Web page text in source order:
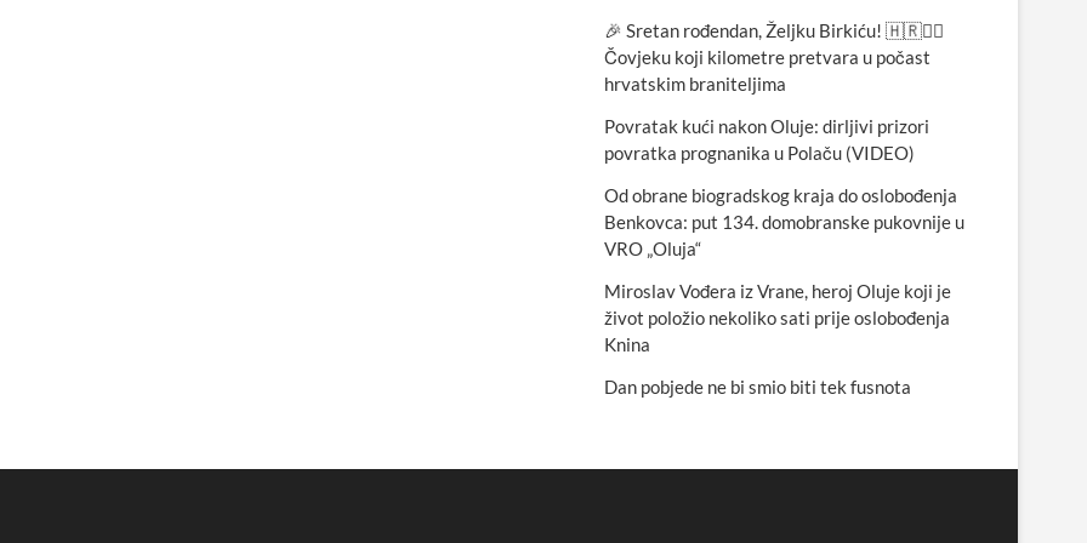
🎉 Sretan rođendan, Željku Birkiću! 🇭🇷🏃‍♂️
Čovjeku koji kilometre pretvara u počast
hrvatskim braniteljima
Povratak kući nakon Oluje: dirljivi prizori
povratka prognanika u Polaču (VIDEO)
Od obrane biogradskog kraja do oslobođenja
Benkovca: put 134. domobranske pukovnije u
VRO „Oluja“
Miroslav Vođera iz Vrane, heroj Oluje koji je
život položio nekoliko sati prije oslobođenja
Knina
Dan pobjede ne bi smio biti tek fusnota